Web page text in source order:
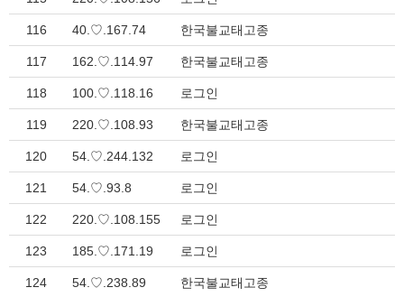
116 40.♡.167.74 한국불교태고종
117 162.♡.114.97 한국불교태고종
118 100.♡.118.16 로그인
119 220.♡.108.93 한국불교태고종
120 54.♡.244.132 로그인
121 54.♡.93.8 로그인
122 220.♡.108.155 로그인
123 185.♡.171.19 로그인
124 54.♡.238.89 한국불교태고종